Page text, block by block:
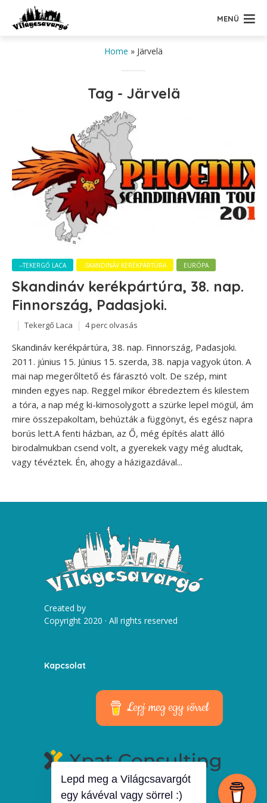
MENÜ
Home » Järvelä
Tag - Järvelä
--TEKERGŐ LACA -SKANDINÁV KERÉKPÁRTÚRA EURÓPA
Skandináv kerékpártúra, 38. nap.
Finnország, Padasjoki.
Tekergő Laca 4 perc olvasás
Skandináv kerékpártúra, 38. nap. Finnország, Padasjoki.
2011. június 15. Június 15. szerda, 38. napja vagyok úton. A
mai nap megerőltető és fárasztó volt. De szép, mint
minden egyes nap. Reggel mikor ébredeztem és kilestem
a tóra, a nap még ki-kimosolygott a szürke lepel mögül, ám
mire összepakoltam, behúzták a függönyt, és egész napra
borús lett.A fenti házban, az Ő, még építés alatt álló
birodalmukban csend volt, a gyerekek vagy még aludtak,
vagy tévéztek. Én, ahogy a házigazdával...
Created by
Copyright 2020 · All rights reserved
Kapcsolat
Lepj meg egy sörrel
Lepd meg a Világcsavargót
egy kávéval vagy sörrel :)